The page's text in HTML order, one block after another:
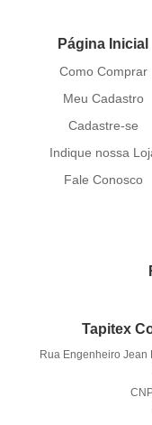
Página Inicial
Como Comprar
Meu Cadastro
Cadastre-se
Indique nossa
Fale Conosco
Tapitex
Rua Engenheiro Jean